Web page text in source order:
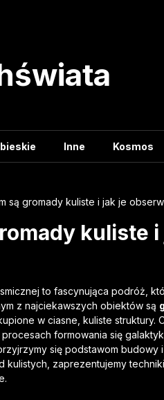
Inne Kosmos
są gromady kuliste i jak je
kuliste
to fascynująca podróż,
z najciekawszych obiektów są
w ciasne, kuliste
formowania się
się podstawom budowy
kulistych, zaprezentujemy techniki